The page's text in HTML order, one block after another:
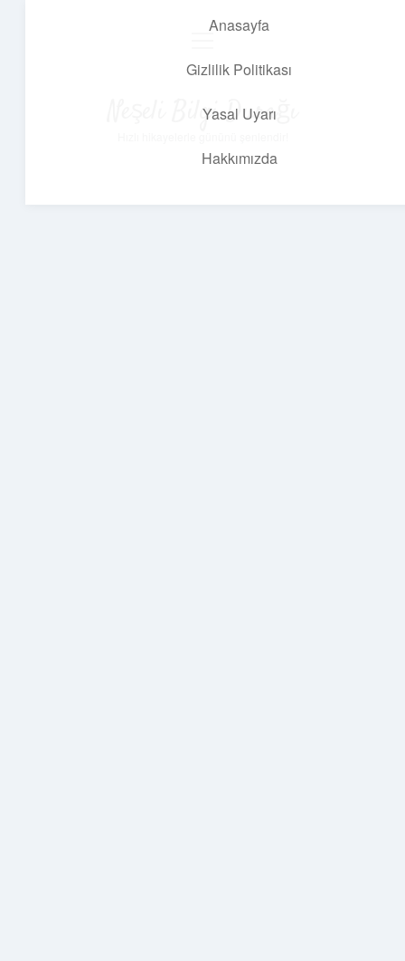
Anasayfa
Gizlilik Politikası
Yasal Uyarı
Hakkımızda
Neşeli Bilgi Durağı